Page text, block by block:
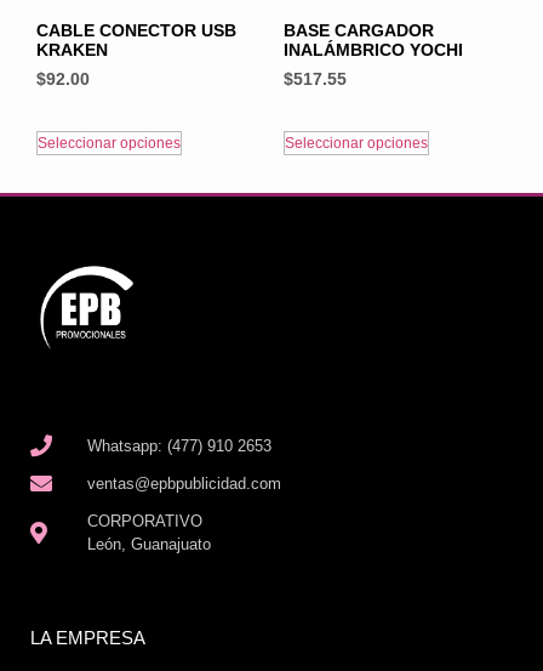
CABLE CONECTOR USB
KRAKEN
$92.00
Seleccionar opciones
BASE CARGADOR
INALÁMBRICO YOCHI
$517.55
Seleccionar opciones
Whatsapp: (477) 910 2653
ventas@epbpublicidad.com
CORPORATIVO
León, Guanajuato
LA EMPRESA